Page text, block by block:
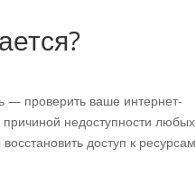
— проверить ваше интернет-
недоступности любых
доступ к